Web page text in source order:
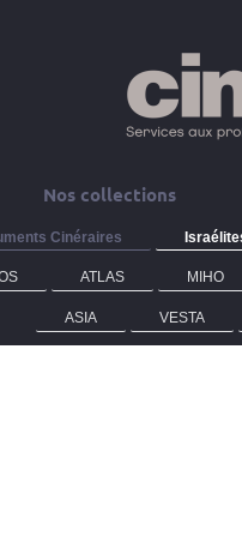
Nos collections
Cinéraires
ATLAS MIHO
ASIA VESTA